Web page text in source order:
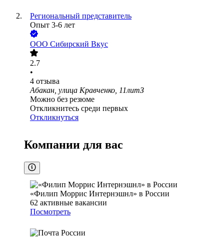
Региональный представитель
Опыт 3-6 лет
ООО Сибирский Вкус
2.7
•
4 отзыва
Абакан, улица Кравченко, 11литЗ
Можно без резюме
Откликнитесь среди первых
Откликнуться
Компании для вас
«Филип Моррис Интернэшнл» в России
62 активные вакансии
Посмотреть